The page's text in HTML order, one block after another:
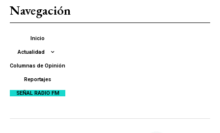
Navegación
Inicio
Actualidad
Columnas de Opinión
Reportajes
SEÑAL RADIO FM